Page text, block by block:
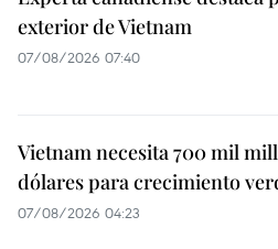
exterior de Vietnam
07/08/2026 07:40
Vietnam necesita 700 mil
dólares para crecimiento
07/08/2026 04:23